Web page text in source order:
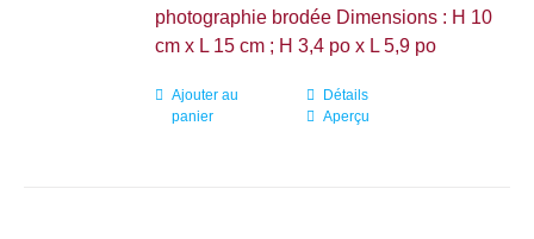
photographie brodée Dimensions : H 10
cm x L 15 cm ; H 3,4 po x L 5,9 po
Ajouter au
panier
Détails
Aperçu